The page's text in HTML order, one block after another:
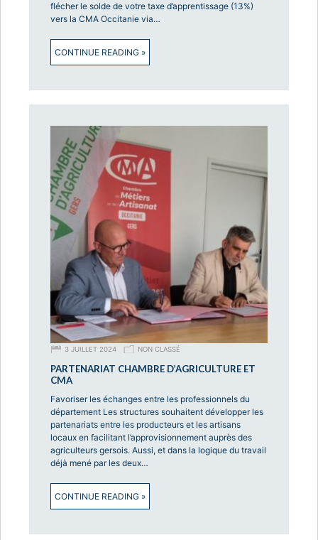
flécher le solde de votre taxe d’apprentissage (13%)
vers la CMA Occitanie via…
CONTINUE READING »
3 JUILLET 2024 NON CLASSÉ
PARTENARIAT CHAMBRE D’AGRICULTURE ET
CMA
Favoriser les échanges entre les professionnels du
département Les structures souhaitent développer les
partenariats entre les producteurs et les artisans
locaux en facilitant l’approvisionnement auprès des
agriculteurs gersois. Aussi, et dans la logique du travail
déjà mené par les deux…
CONTINUE READING »